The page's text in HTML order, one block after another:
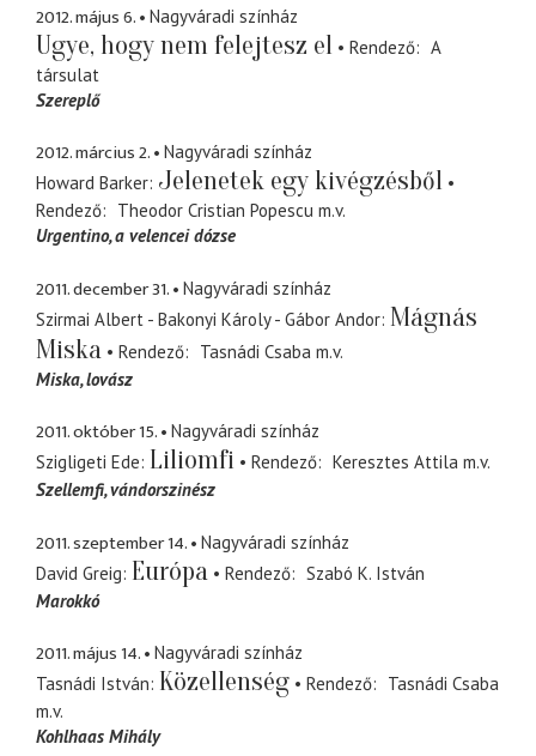
2012. május 6. Nagyváradi színház
Ugye, hogy nem felejtesz el Rendező
A
társulat
Szereplő
2012. március 2.
Nagyváradi színház
Howard Barker Jelenetek egy kivégzésből
Rendező Theodor Cristian Popescu m.v.
Urgentino a velencei dózse
2011. december 31.
Nagyváradi színház
Szirmai Albert - Bakonyi Károly - Gábor Andor Mágnás
Miska
Rendező Tasnádi Csaba m.v.
Miska lovász
2011. október 15.
Nagyváradi színház
Szigligeti Ede Liliomfi Rendező Keresztes Attila m.v.
Szellemfi vándorszinész
2011. szeptember 14.
Nagyváradi színház
David Greig Európa Rendező
Szabó K. István
Marokkó
2011. május 14.
Nagyváradi színház
Tasnádi István Közellenség Rendező
Tasnádi Csaba
m.v.
Kohlhaas Mihály